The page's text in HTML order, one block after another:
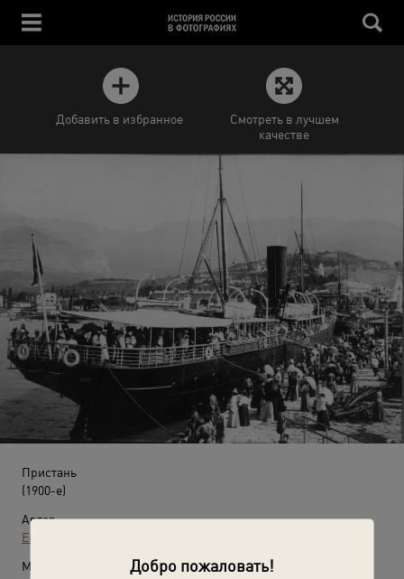
Добро пожаловать!
Добавить в избранное
Смотреть в лучшем
качестве
Пристань
(1900-е)
Автор:
Евгений Кохманский
Место съемки: